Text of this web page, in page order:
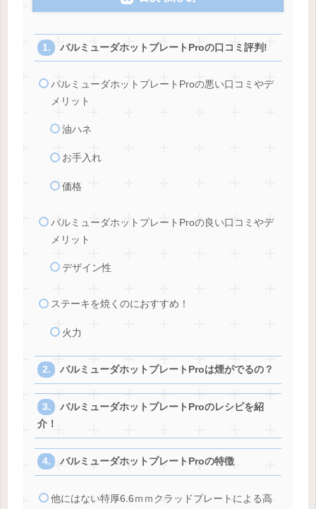
バルミューダホットプレートProの口コミ評判!
バルミューダホットプレートProの悪い口コミやデ
メリット
油ハネ
お手入れ
価格
バルミューダホットプレートProの良い口コミやデ
メリット
デザイン性
ステーキを焼くのにおすすめ！
火力
バルミューダホットプレートProは煙がでるの？
バルミューダホットプレートProのレシピを紹
介！
バルミューダホットプレートProの特徴
他にはない特厚6.6ｍｍクラッドプレートによる高